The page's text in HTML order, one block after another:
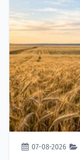
07-08-2026